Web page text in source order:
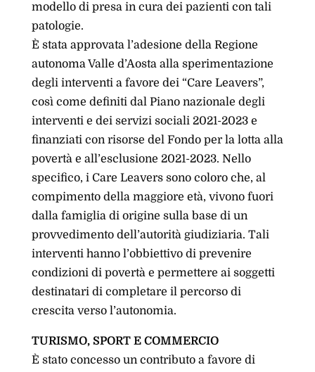
modello di presa in cura dei pazienti con tali
patologie.
È stata approvata l’adesione della Regione
autonoma Valle d’Aosta alla sperimentazione
degli interventi a favore dei “Care Leavers”,
così come definiti dal Piano nazionale degli
interventi e dei servizi sociali 2021-2023 e
finanziati con risorse del Fondo per la lotta alla
povertà e all’esclusione 2021-2023. Nello
specifico, i Care Leavers sono coloro che, al
compimento della maggiore età, vivono fuori
dalla famiglia di origine sulla base di un
provvedimento dell’autorità giudiziaria. Tali
interventi hanno l’obbiettivo di prevenire
condizioni di povertà e permettere ai soggetti
destinatari di completare il percorso di
crescita verso l’autonomia.
TURISMO, SPORT E COMMERCIO
È stato concesso un contributo a favore di